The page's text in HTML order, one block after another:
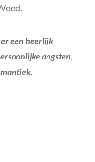
een heerlijk
angsten,